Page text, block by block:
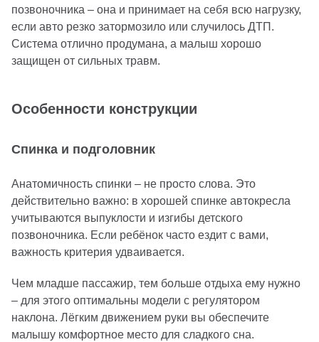
позвоночника – она и принимает на себя всю нагрузку,
если авто резко затормозило или случилось ДТП.
Система отлично продумана, а малыш хорошо
защищен от сильных травм.
Особенности конструкции
Спинка и подголовник
Анатомичность спинки – не просто слова. Это
действительно важно: в хорошей спинке автокресла
учитываются выпуклости и изгибы детского
позвоночника. Если ребёнок часто ездит с вами,
важность критерия удваивается.
Чем младше пассажир, тем больше отдыха ему нужно
– для этого оптимальны модели с регулятором
наклона. Лёгким движением руки вы обеспечите
малышу комфортное место для сладкого сна.